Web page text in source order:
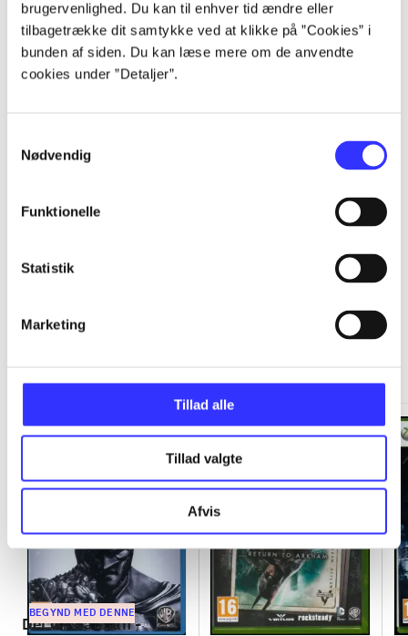
brugervenlighed. Du kan til enhver tid ændre eller
tilbagetrække dit samtykke ved at klikke på ”Cookies” i
bunden af siden. Du kan læse mere om de anvendte
cookies under ”Detaljer”.
Nødvendig
Funktionelle
Statistik
Marketing
Tillad alle
Tillad valgte
Afvis
...
...
Batman: Arkham
BEGYND MED DENNE
Del 0 -Batman -